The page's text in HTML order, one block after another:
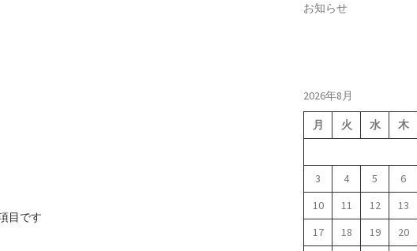
目です
お知らせ
2026年8月
月 火 水 木
3
4 5 6
10
11 12 13
17
18 19 20